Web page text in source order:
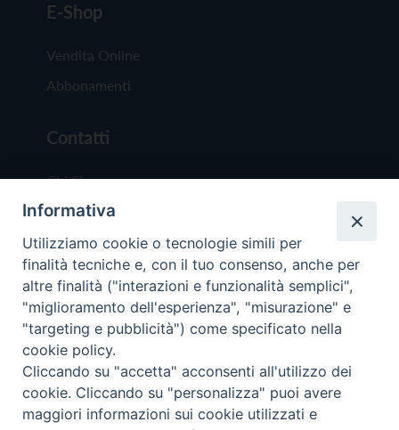
E-Shop
Vendita Online
Abbonamenti
Contatti
Chi Siamo
Redazione
Scrivici
Copyright © 2019 - Tutti i diritti riservati - Vita
Trentina Editrice
Privacy Policy
Informativa
Utilizziamo cookie o tecnologie simili per
finalità tecniche e, con il tuo consenso, anche per
altre finalità ("interazioni e funzionalità semplici",
"miglioramento dell'esperienza", "misurazione" e
"targeting e pubblicità") come specificato nella
cookie policy.
Cliccando su "accetta" acconsenti all'utilizzo dei
cookie. Cliccando su "personalizza" puoi avere
maggiori informazioni sui cookie utilizzati e